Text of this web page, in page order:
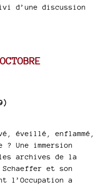
d’une discussion
éveillé, enflammé,
? Une immersion
archives de la
et son
l’Occupation a